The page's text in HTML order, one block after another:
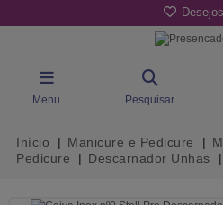
Menu Pesquisar
Início Manicure e Pedicure
Pedicure
Descarnador Unhas